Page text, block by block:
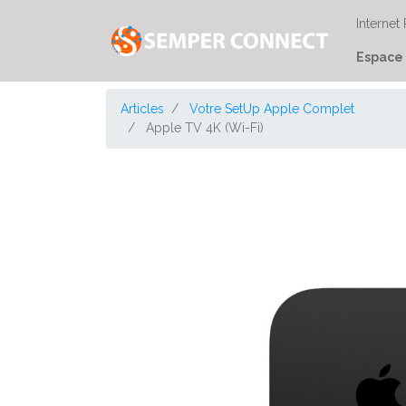
Internet
Articles
Votre SetUp Apple Complet
Apple TV 4K (Wi-Fi)